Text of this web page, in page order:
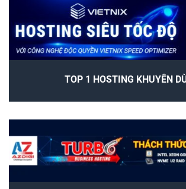
TOP 1 HOSTING KHUYÊN